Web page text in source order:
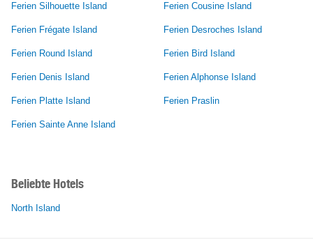
Ferien Silhouette Island Ferien Cousine Island
Ferien Frégate Island Ferien Desroches Island
Ferien Round Island Ferien Bird Island
Ferien Denis Island Ferien Alphonse Island
Ferien Platte Island Ferien Praslin
Ferien Sainte Anne Island
Beliebte Hotels
North Island